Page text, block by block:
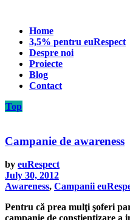
Home
3,5% pentru euRespect
Despre noi
Proiecte
Blog
Contact
Top
Campanie de awareness
by euRespect
July 30, 2012
Awareness, Campanii
Pentru că prea mulţi şoferi